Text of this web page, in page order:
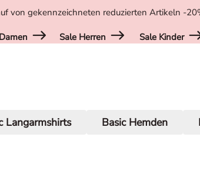
von gekennzeichneten reduzierten Artikeln -
Sale Herren Sale Kinder
Langarmshirts Basic Hemden